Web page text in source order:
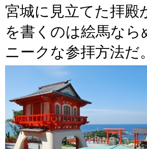
宮城に見立てた拝殿
を書くのは絵馬なら
ニークな参拝方法だ。